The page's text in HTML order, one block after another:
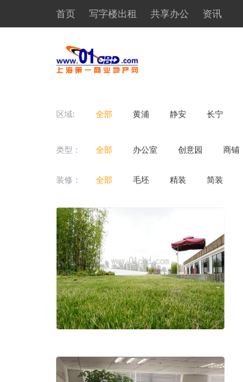
首页 写字楼出租 共享办公 资讯
区域: 全部 黄浦 静安 长宁
类型： 全部 办公室 创意园 商铺
装修： 全部 毛坯 精装 简装